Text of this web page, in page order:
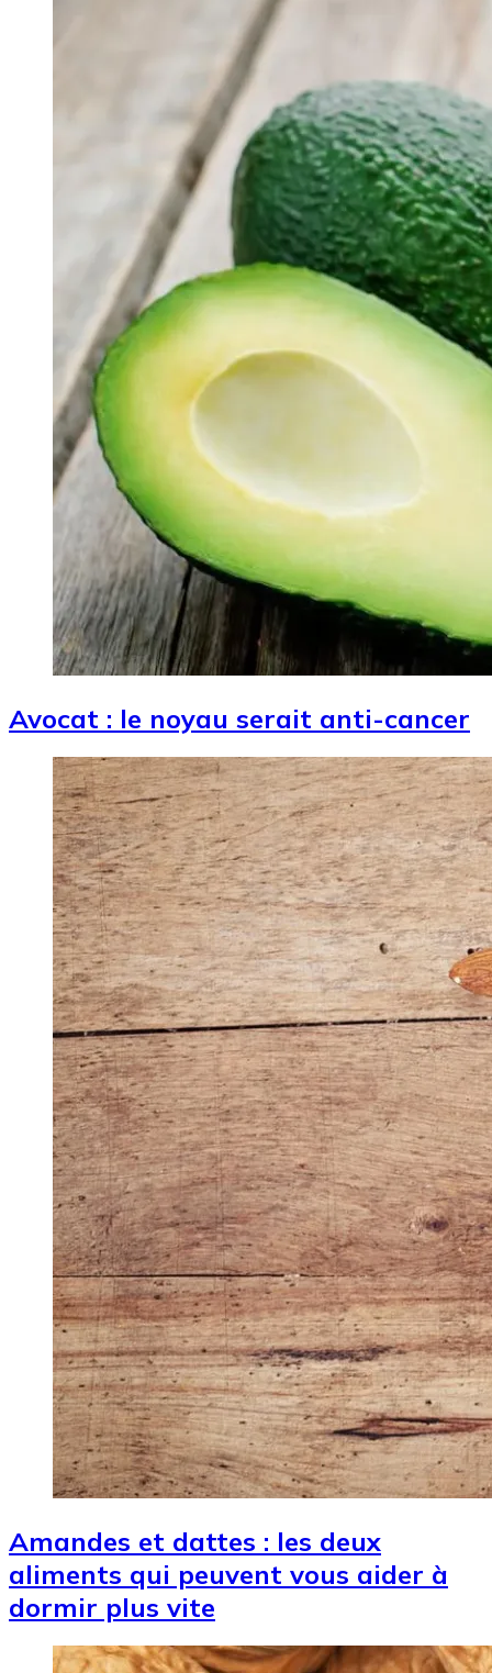
Avocat : le noyau serait anti-cancer
Image
Amandes et dattes : les deux
aliments qui peuvent vous aider à
dormir plus vite
Image